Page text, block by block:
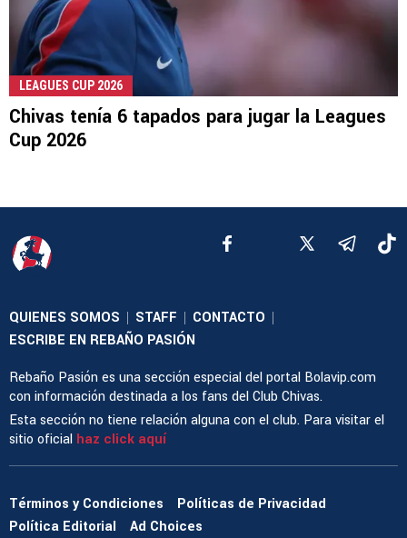
LEAGUES CUP 2026
Chivas tenía 6 tapados para jugar la Leagues
Cup 2026
QUIENES SOMOS | STAFF | CONTACTO |
ESCRIBE EN REBAÑO PASIÓN
Rebaño Pasión es una sección especial del portal Bolavip.com
con información destinada a los fans del Club Chivas.
Esta sección no tiene relación alguna con el club. Para visitar el
sitio oficial haz click aquí
Términos y Condiciones
Políticas de Privacidad
Política Editorial
Ad Choices